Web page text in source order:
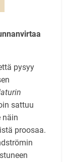
pysyy
sattuu
näin
proosaa.